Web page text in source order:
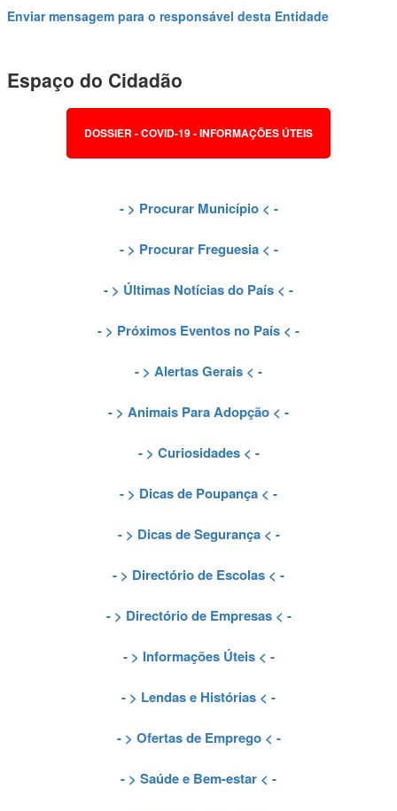
Enviar mensagem para o responsável desta Entidade
Espaço do Cidadão
DOSSIER - COVID-19 - INFORMAÇÕES ÚTEIS
- > Procurar Município< -
- > Procurar Freguesia< -
- > Últimas Notícias do País < -
- > Próximos Eventos no País < -
- > Alertas Gerais < -
- > Animais Para Adopção < -
- > Curiosidades< -
- > Dicas de Poupança < -
- > Dicas de Segurança< -
- > Directório de Escolas < -
- > Directório de Empresas< -
- > Informações Úteis< -
- > Lendas e Histórias < -
- > Ofertas de Emprego< -
- > Saúde e Bem-estar < -